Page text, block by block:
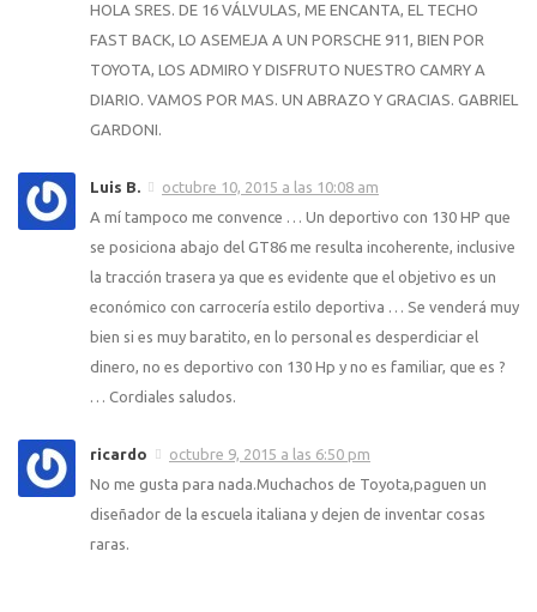
HOLA SRES. DE 16 VÁLVULAS, ME ENCANTA, EL TECHO
FAST BACK, LO ASEMEJA A UN PORSCHE 911, BIEN POR
TOYOTA, LOS ADMIRO Y DISFRUTO NUESTRO CAMRY A
DIARIO. VAMOS POR MAS. UN ABRAZO Y GRACIAS. GABRIEL
GARDONI.
Luis B.
octubre 10, 2015 a las 10:08 am
A mí tampoco me convence … Un deportivo con 130 HP que
se posiciona abajo del GT86 me resulta incoherente, inclusive
la tracción trasera ya que es evidente que el objetivo es un
económico con carrocería estilo deportiva … Se venderá muy
bien si es muy baratito, en lo personal es desperdiciar el
dinero, no es deportivo con 130 Hp y no es familiar, que es ?
… Cordiales saludos.
ricardo
octubre 9, 2015 a las 6:50 pm
No me gusta para nada.Muchachos de Toyota,paguen un
diseñador de la escuela italiana y dejen de inventar cosas
raras.